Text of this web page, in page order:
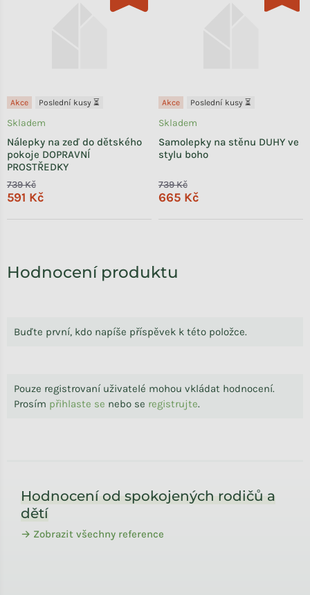
Hodnocení produktu
Buďte první, kdo napíše příspěvek k této položce.
Pouze registrovaní uživatelé mohou vkládat hodnocení.
Prosím přihlaste se nebo se registrujte.
Akce Poslední kusy ⏳
Nálepky na zeď do dětského
pokoje DOPRAVNÍ
PROSTŘEDKY
Skladem
739 Kč
591 Kč
Akce Poslední kusy ⏳
Samolepky na stěnu DUHY ve
stylu boho
Skladem
739 Kč
665 Kč
Hodnocení od spokojených rodičů a
dětí
→ Zobrazit všechny reference